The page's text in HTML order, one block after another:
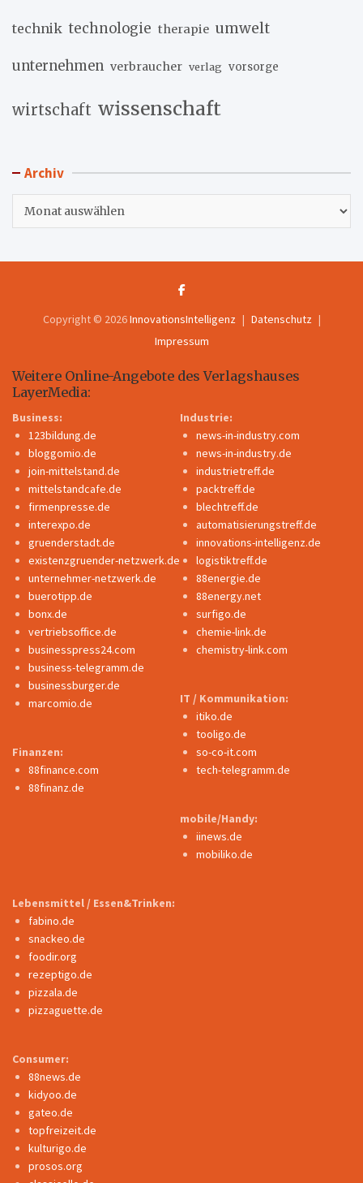
technik technologie therapie umwelt
unternehmen verbraucher verlag vorsorge
wirtschaft wissenschaft
Archiv
Copyright © 2026InnovationsIntelligenz
Datenschutz
Impressum
Weitere Online-Angebote des Verlagshauses
LayerMedia:
Business:
123bildung.de
bloggomio.de
join-mittelstand.de
mittelstandcafe.de
firmenpresse.de
interexpo.de
gruenderstadt.de
existenzgruender-netzwerk.de
unternehmer-netzwerk.de
buerotipp.de
bonx.de
vertriebsoffice.de
businesspress24.com
business-telegramm.de
businessburger.de
marcomio.de
Finanzen:
88finance.com
88finanz.de
Industrie:
news-in-industry.com
news-in-industry.de
industrietreff.de
packtreff.de
blechtreff.de
automatisierungstreff.de
innovations-intelligenz.de
logistiktreff.de
88energie.de
88energy.net
surfigo.de
chemie-link.de
chemistry-link.com
IT / Kommunikation:
itiko.de
tooligo.de
so-co-it.com
tech-telegramm.de
mobile/Handy:
iinews.de
mobiliko.de
Lebensmittel / Essen&Trinken:
fabino.de
snackeo.de
foodir.org
rezeptigo.de
pizzala.de
pizzaguette.de
Consumer:
88news.de
kidyoo.de
gateo.de
topfreizeit.de
kulturigo.de
prosos.org